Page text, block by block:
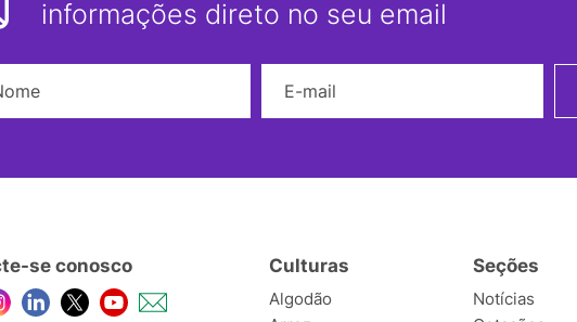
informações direto no seu email
se conosco Culturas
Algodão
Seções
Notícias